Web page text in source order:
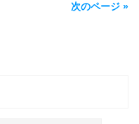
次のページ »